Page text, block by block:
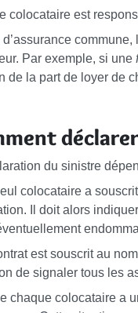
colocataire est
d’assurance
Par exemple, si une
de la part de loyer de
du sinistre
colocataire a
Il doit alors
est souscrit au
de signaler tous les
chaque colocataire a